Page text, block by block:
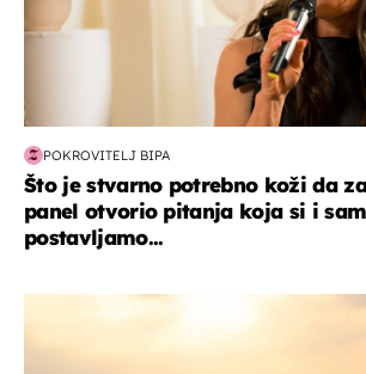
POKROVITELJ BIPA
Što je stvarno potrebno koži da
panel otvorio pitanja koja si i
postavljamo...